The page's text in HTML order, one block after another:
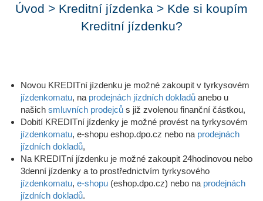
Úvod > Kreditní jízdenka > Kde si koupím
Kreditní jízdenku?
Novou KREDITní jízdenku je možné zakoupit v tyrkysovém
jízdenkomatu, na prodejnách jízdních dokladů anebo u
našich smluvních prodejců s již zvolenou finanční částkou,
Dobití KREDITní jízdenky je možné provést na tyrkysovém
jízdenkomatu, e-shopu eshop.dpo.cz nebo na prodejnách
jízdních dokladů,
Na KREDITní jízdenku je možné zakoupit 24hodinovou nebo
3denní jízdenky a to prostřednictvím tyrkysového
jízdenkomatu, e-shopu (eshop.dpo.cz) nebo na prodejnách
jízdních dokladů.